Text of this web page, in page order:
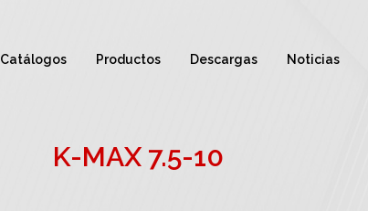
Catálogos Productos Descargas Noticias
K-MAX 7.5-10